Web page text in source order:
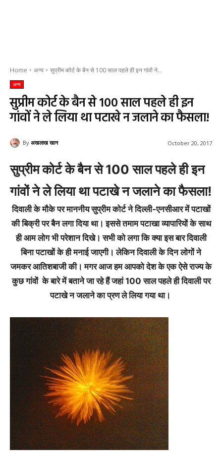
Home अन्य सुप्रीम कोर्ट के बैन से 100 साल पहले ही इन गांवों ने...
अन्य
सुप्रीम कोर्ट के बैन से 100 साल पहले ही इन
गांवों ने ले लिया था पटाखे न जलाने का फैसला!
By अखलाख खान October 20, 2017
सुप्रीम कोर्ट के बैन से 100 साल पहले ही इन
गांवों ने ले लिया था पटाखे न जलाने का फैसला!
दिवाली के मौके पर माननीय सुप्रीम कोर्ट ने दिल्ली-एनसीआर में पटाखों
की बिक्री पर बैन लगा दिया था। इससे तमाम पटाखा व्यापारियों के साथ
ही आम लोग भी परेशान दिखे। सभी को लगा कि क्या इस बार दिवाली
बिना पटाखों के ही मनाई जाएगी। लेकिन दिवाली के दिन लोगों ने
जमकर आतिशबाजी की। मगर आज हम आपको देश के एक ऐसे राज्य के
कुछ गांवों के बारे में बताने जा रहे हैं जहां 100 साल पहले ही दिवाली पर
पटाखे न जलाने का प्रण ले लिया गया था।